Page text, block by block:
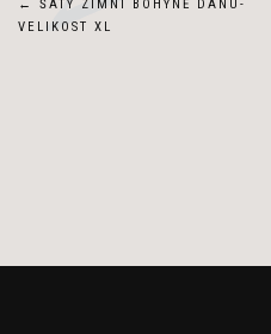
Navigace
←
ŠATY ZIMNÍ BOHYNĚ DANU-
VELIKOST XL